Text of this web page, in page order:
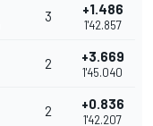
3 +1.486
1'42.857
2 +3.669
1'45.040
2 +0.836
1'42.207